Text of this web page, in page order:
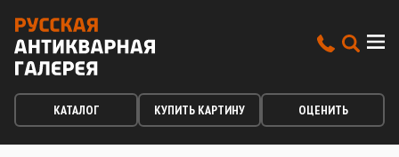
КАТАЛОГ КУПИТЬ КАРТИНУ ОЦЕНИТЬ